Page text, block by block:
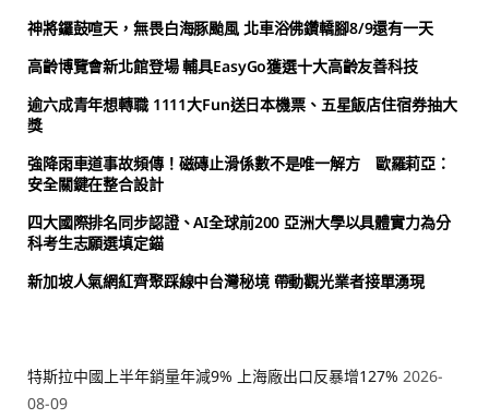
神將鑼鼓喧天，無畏白海豚颱風 北車浴佛鑽轎腳8/9還有一天
高齡博覽會新北館登場 輔具EasyGo獲選十大高齡友善科技
逾六成青年想轉職 1111大Fun送日本機票、五星飯店住宿券抽大
獎
強降雨車道事故頻傳！磁磚止滑係數不是唯一解方 歐羅莉亞：
安全關鍵在整合設計
四大國際排名同步認證、AI全球前200 亞洲大學以具體實力為分
科考生志願選填定錨
新加坡人氣網紅齊聚踩線中台灣秘境 帶動觀光業者接單湧現
特斯拉中國上半年銷量年減9% 上海廠出口反暴增127% 2026-
08-09